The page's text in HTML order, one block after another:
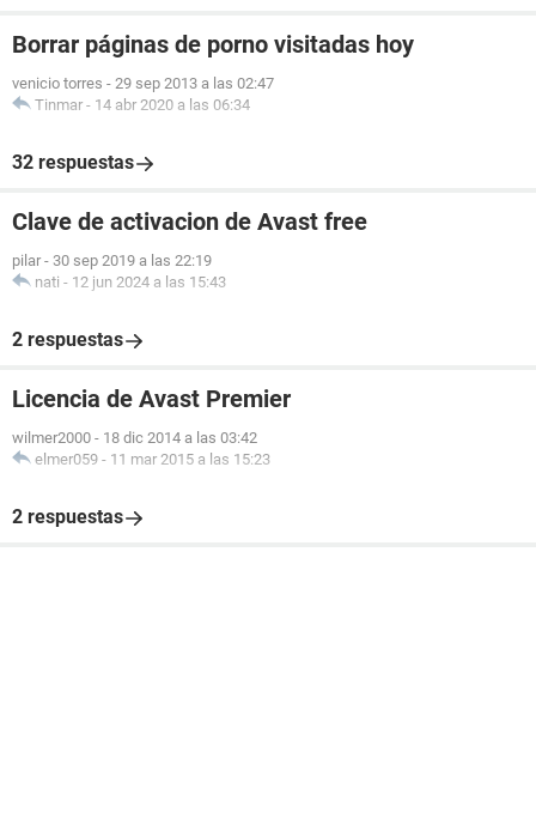
Borrar páginas de porno visitadas hoy
venicio torres - 29 sep 2013 a las 02:47
Tinmar - 14 abr 2020 a las 06:34
32 respuestas
Clave de activacion de Avast free
pilar - 30 sep 2019 a las 22:19
nati - 12 jun 2024 a las 15:43
2 respuestas
Licencia de Avast Premier
wilmer2000 - 18 dic 2014 a las 03:42
elmer059 - 11 mar 2015 a las 15:23
2 respuestas